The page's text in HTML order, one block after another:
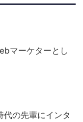
マーケターとし
の先輩にインタ